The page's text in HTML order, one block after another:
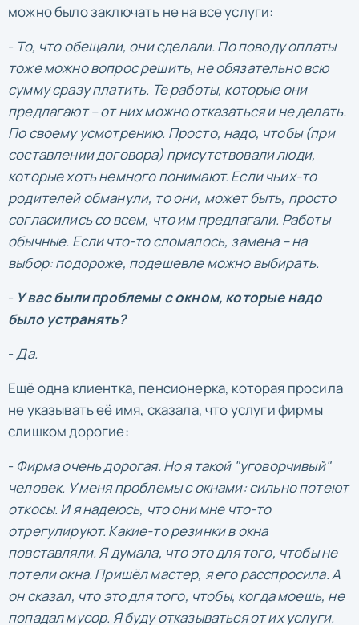
можно было заключать не на все услуги:
- То, что обещали, они сделали. По поводу оплаты
тоже можно вопрос решить, не обязательно всю
сумму сразу платить. Те работы, которые они
предлагают – от них можно отказаться и не делать.
По своему усмотрению. Просто, надо, чтобы (при
составлении договора) присутствовали люди,
которые хоть немного понимают. Если чьих-то
родителей обманули, то они, может быть, просто
согласились со всем, что им предлагали. Работы
обычные. Если что-то сломалось, замена – на
выбор: подороже, подешевле можно выбирать.
- У вас были проблемы с окном, которые надо
было устранять?
-Да.
Ещё одна клиентка, пенсионерка, которая просила
не указывать её имя, сказала, что услуги фирмы
слишком дорогие:
- Фирма очень дорогая. Но я такой "уговорчивый"
человек. У меня проблемы с окнами: сильно потеют
откосы. И я надеюсь, что они мне что-то
отрегулируют. Какие-то резинки в окна
повставляли. Я думала, что это для того, чтобы не
потели окна. Пришёл мастер, я его расспросила. А
он сказал, что это для того, чтобы, когда моешь, не
попадал мусор. Я буду отказываться от их услуги.